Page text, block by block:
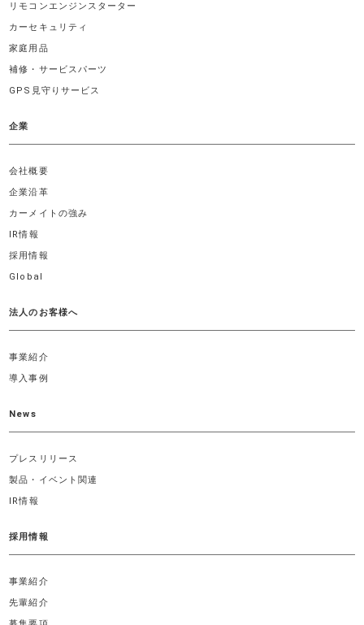
リモコンエンジンスターター
カーセキュリティ
家庭用品
補修・サービスパーツ
GPS見守りサービス
企業
会社概要
企業沿革
カーメイトの強み
IR情報
採用情報
Global
法人のお客様へ
事業紹介
導入事例
News
プレスリリース
製品・イベント関連
IR情報
採用情報
事業紹介
先輩紹介